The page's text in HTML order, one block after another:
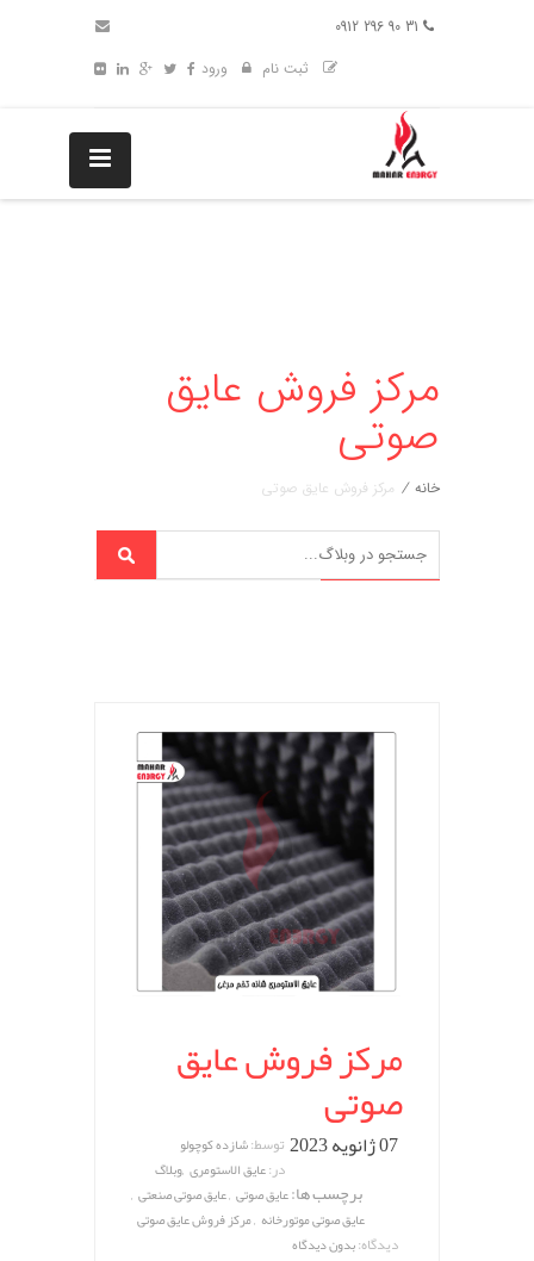
ثبت نام
ورود
مرکز فروش عایق
صوتی
خانه / مرکز فروش عایق صوتی
مرکز فروش عایق
صوتی
07 ژانویه 2023 توسط:شازده کوچولو
در:عایق الاستومری ,وبلاگ
برچسب ها:عایق صوتی ,عایق صوتی صنعتی ,
عایق صوتی موتورخانه ,مرکز فروش عایق صوتی
دیدگاه:بدون دیدگاه